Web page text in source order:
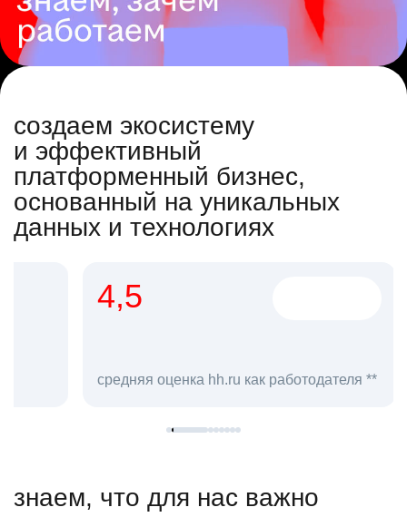
создаем экосистему
и эффективный
платформенный бизнес,
основанный на уникальных
данных и технологиях
средняя оценка hh.ru как работодателя **
в hh.ru
знаем, что для нас важно